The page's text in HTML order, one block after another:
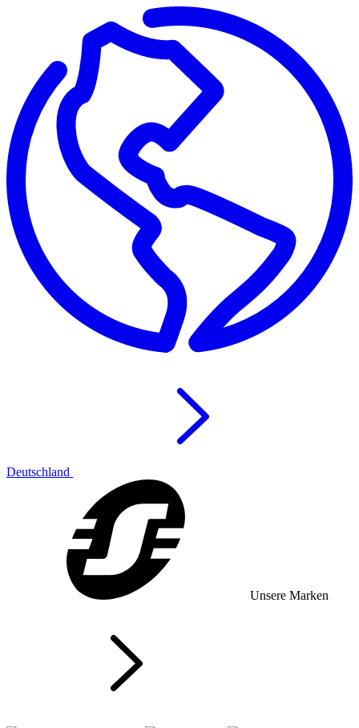
Deutschland
Unsere Marken